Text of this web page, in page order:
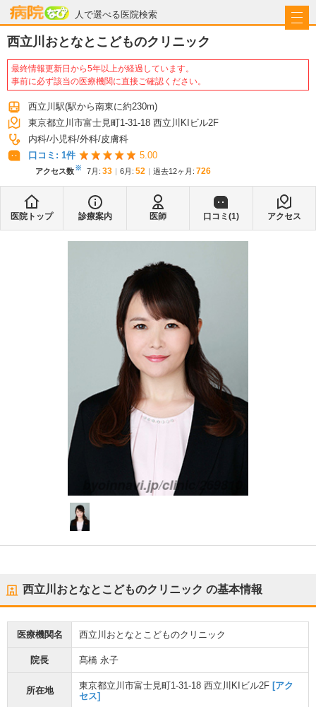
人で選べる医院検索
病院なび
西立川おとなとこどものクリニック
最終情報更新日から5年以上が経過しています。
事前に必ず該当の医療機関に直接ご確認ください。
西立川駅(駅から南東に約230m)
東京都立川市富士見町1-31-18 西立川KIビル2F
内科 小児科 外科 皮膚科
口コミ: 1件 5.00
アクセス数※ 7月 : 33 6月 : 52 過去12ヶ月: 726
医院トップ 診療案内 医師 口コミ(1) アクセス
西立川おとなとこどものクリニック の基本情報
医療機関名 西立川おとなとこどものクリニック
院長 髙橋 永子
所在地 東京都立川市富士見町1-31-18 西立川KIビル2F [アク
セス]